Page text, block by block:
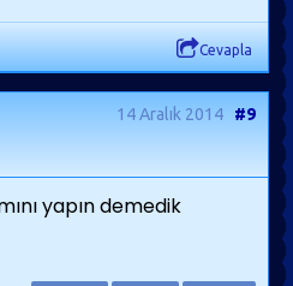
Cevapla
14 Aralık 2014 #9
yapın demedik